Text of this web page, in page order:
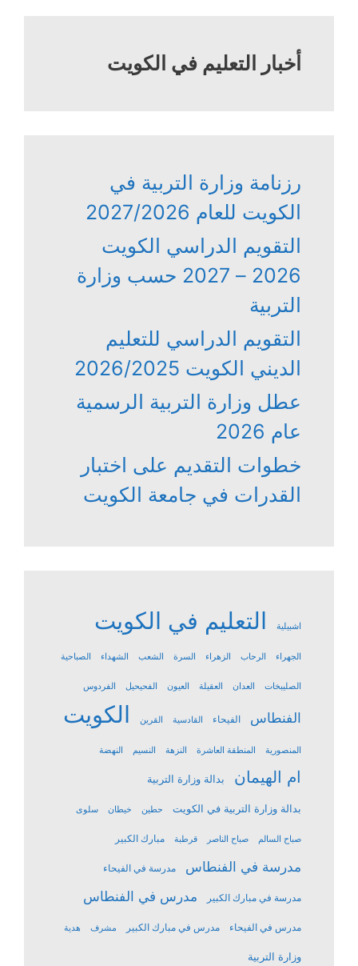
أخبار التعليم في الكويت
رزنامة وزارة التربية في
الكويت للعام 2027/2026
التقويم الدراسي الكويت
2026 – 2027 حسب وزارة
التربية
التقويم الدراسي للتعليم
الديني الكويت 2026/2025
عطل وزارة التربية الرسمية
عام 2026
خطوات التقديم على اختبار
القدرات في جامعة الكويت
اشبيلية التعليم في الكويت
الجهراء الرحاب الزهراء السرة الشعب الشهداء الصباحية
الصليبخات العدان العقيلة العيون الفحيحيل الفردوس
الفنطاس الفيحاء القادسية القرين الكويت
المنصورية المنطقة العاشرة النزهة النسيم النهضة
ام الهيمان بدالة وزارة التربية
بدالة وزارة التربية في الكويت حطين خيطان سلوى
صباح السالم صباح الناصر قرطبة مبارك الكبير
مدرسة في الفنطاس مدرسة في الفيحاء
مدرسة في مبارك الكبير مدرس في الفنطاس
مدرس في الفيحاء مدرس في مبارك الكبير مشرف هدية
وزارة التربية